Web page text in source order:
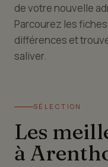
de votre nouvelle
Parcourez les
différences et
saliver.
SÉLECTION
Les
à